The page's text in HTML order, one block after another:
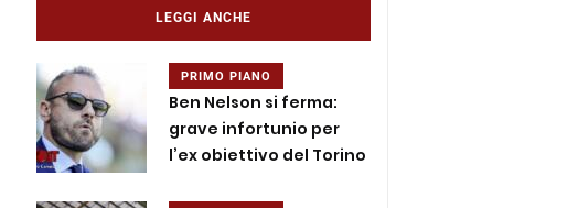
LEGGI ANCHE
PRIMO PIANO
Ben Nelson si ferma:
grave infortunio per
l’ex obiettivo del Torino